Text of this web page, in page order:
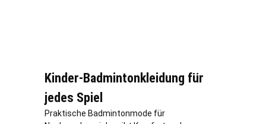
Kinder-Badmintonkleidung für
jedes Spiel
Praktische Badmintonmode für